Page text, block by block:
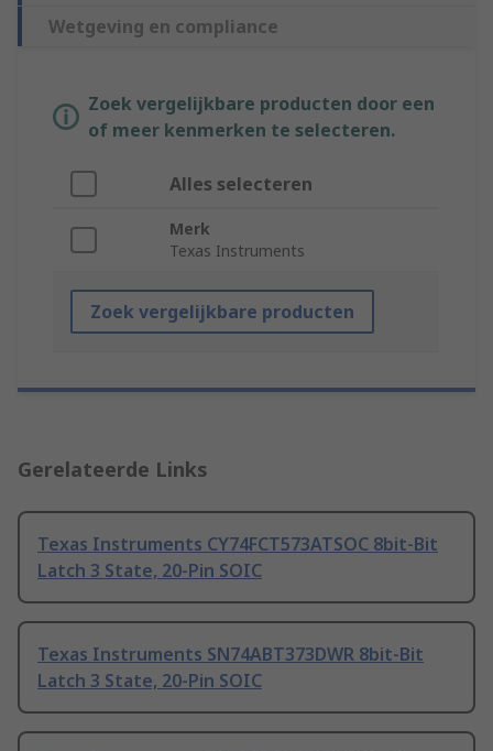
Wetgeving en compliance
Zoek vergelijkbare producten door een
of meer kenmerken te selecteren.
Alles selecteren
Merk
Texas Instruments
Zoek vergelijkbare producten
Gerelateerde Links
Texas Instruments CY74FCT573ATSOC 8bit-Bit
Latch 3 State, 20-Pin SOIC
Texas Instruments SN74ABT373DWR 8bit-Bit
Latch 3 State, 20-Pin SOIC